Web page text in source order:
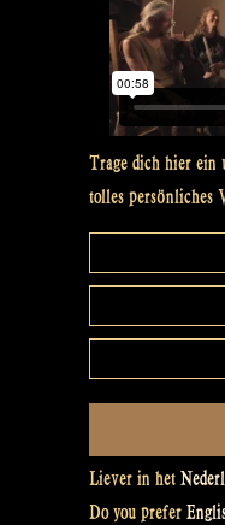
Trage dich hier ein
tolles persönliches
Liever in het
Do you prefer